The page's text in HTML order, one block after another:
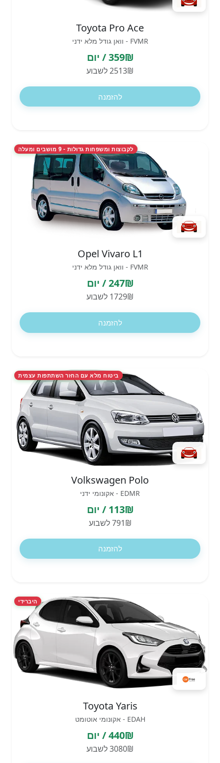
Toyota Pro Ace
FVMR - וואן גודל מלא ידני
359₪ / יום
2513₪ לשבוע
להזמנה
לקבוצות ומשפחות גדולות - 9 מושבים ומעלה
Opel Vivaro L1
FVMR - וואן גודל מלא ידני
247₪ / יום
1729₪ לשבוע
להזמנה
ביטוח מלא עם החזר השתתפות עצמית
Volkswagen Polo
EDMR - אקונומי ידני
113₪ / יום
791₪ לשבוע
להזמנה
היברידי
Toyota Yaris
EDAH - אקונומי אוטומט
440₪ / יום
3080₪ לשבוע